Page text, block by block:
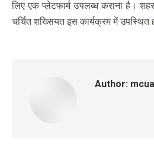
लिए एक प्लेटफार्म उपलब्ध कराना है।
चर्चित शख्सियत इस कार्यक्रम में उपस्थित
Author: